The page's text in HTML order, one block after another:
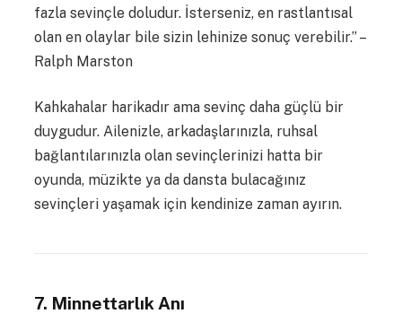
fazla sevinçle doludur. İsterseniz, en rastlantısal
olan en olaylar bile sizin lehinize sonuç verebilir.” –
Ralph Marston
Kahkahalar harikadır ama sevinç daha güçlü bir
duygudur. Ailenizle, arkadaşlarınızla, ruhsal
bağlantılarınızla olan sevinçlerinizi hatta bir
oyunda, müzikte ya da dansta bulacağınız
sevinçleri yaşamak için kendinize zaman ayırın.
7. Minnettarlık Anı